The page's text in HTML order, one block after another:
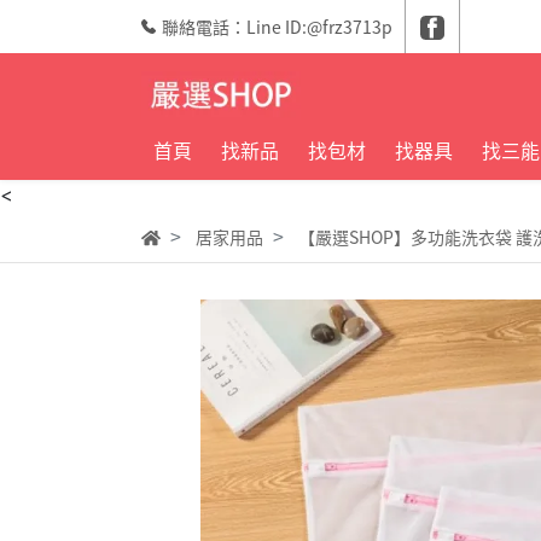
<
聯絡電話：Line ID:@frz3713p
首頁 找新品 找包材 找器具 找三能
居家用品 【嚴選SHOP】多功能洗衣袋